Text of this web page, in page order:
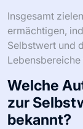
Insgesamt
ermächtigen,
Selbstwert und
Welche
zur
bekannt?